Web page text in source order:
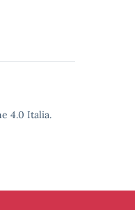
4.0 Italia.